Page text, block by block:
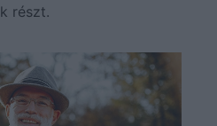
részt.